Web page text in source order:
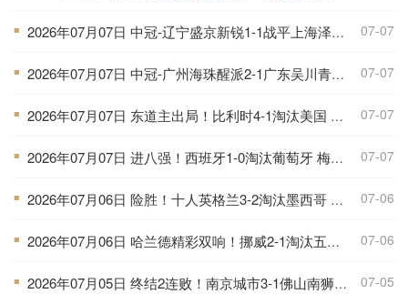
■ 2026年07月07日 中冠-辽宁盛京新锐1-1战平上海泽天 双方握手言和 07-07
■ 2026年07月07日 中冠-广州海珠醒派2-1广东吴川青年 黎宇扬梅开二度 07-07
■ 2026年07月07日 东道主出局！比利时4-1淘汰美国 CDK2射1传 巴洛贡补时被换下 07-07
■ 2026年07月07日 进八强！西班牙1-0淘汰葡萄牙 梅里诺91分钟绝杀41岁C罗最后一舞 07-07
■ 2026年07月06日 险胜！十人英格兰3-2淘汰墨西哥 贝林双响凯恩点射+送点宽萨直红 07-06
■ 2026年07月06日 哈兰德精彩双响！挪威2-1淘汰五星巴西 内马尔点射吉马良斯失点 07-06
■ 2026年07月05日 终结2连败！南京城市3-1佛山南狮 恩戈姆建功朱启文双响 07-05